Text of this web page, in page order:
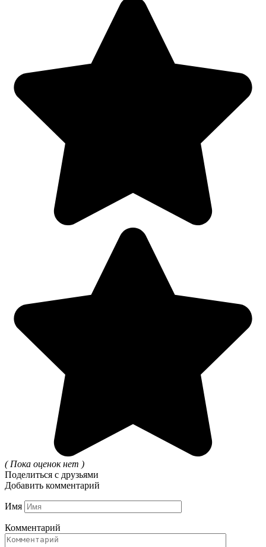
( Пока оценок нет )
Поделиться с друзьями
Добавить комментарий
Имя
Комментарий